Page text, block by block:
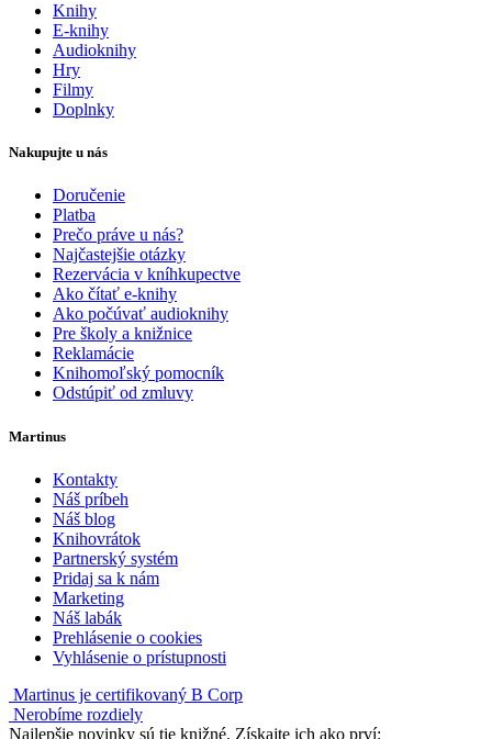
Knihy
E-knihy
Audioknihy
Hry
Filmy
Doplnky
Nakupujte u nás
Doručenie
Platba
Prečo práve u nás?
Najčastejšie otázky
Rezervácia v kníhkupectve
Ako čítať e-knihy
Ako počúvať audioknihy
Pre školy a knižnice
Reklamácie
Knihomoľský pomocník
Odstúpiť od zmluvy
Martinus
Kontakty
Náš príbeh
Náš blog
Knihovrátok
Partnerský systém
Pridaj sa k nám
Marketing
Náš labák
Prehlásenie o cookies
Vyhlásenie o prístupnosti
Martinus je certifikovaný B Corp
Nerobíme rozdiely
Najlepšie novinky sú tie knižné. Získajte ich ako prví: